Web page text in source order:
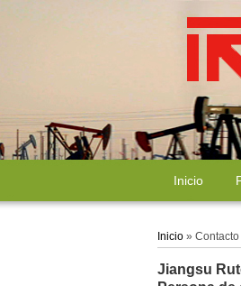
Inicio
Inicio» Contacto
Jiangsu